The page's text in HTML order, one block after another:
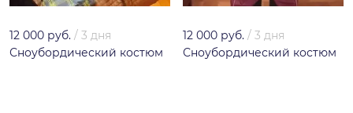
12 000 руб. / 3 дня
Сноубордический костюм
12 000 руб. / 3 дня
Сноубордический костюм